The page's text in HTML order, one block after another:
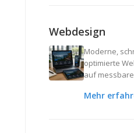
Webdesign
Moderne,
optimierte
auf
Mehr